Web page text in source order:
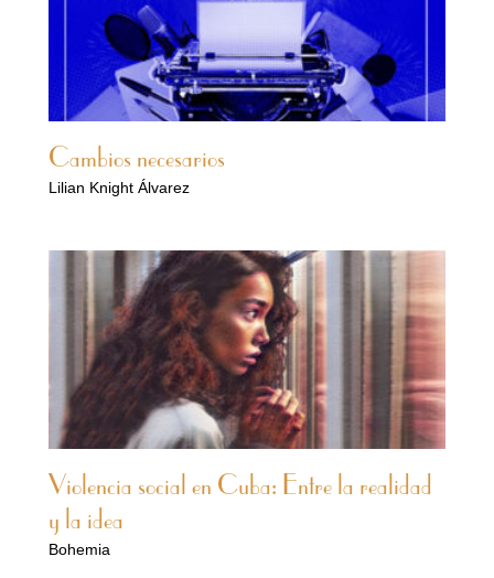
Cambios necesarios
Lilian Knight Álvarez
Violencia social en Cuba: Entre la realidad
y la idea
Bohemia